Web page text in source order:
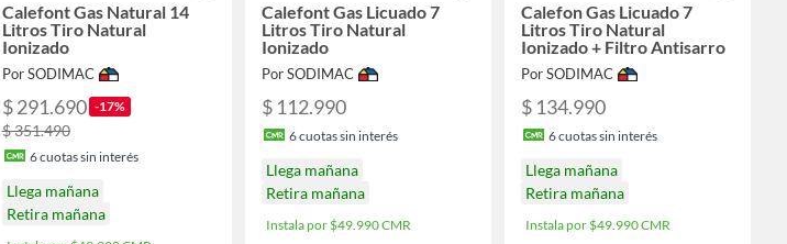
Calefont Gas Natural 14
Litros Tiro Natural
Ionizado
Por SODIMAC
$ 291.690 -17%
$ 351.490
6cuotas sin interés
Llega mañana
Retira mañana
Calefont Gas Licuado 7
Litros Tiro Natural
Ionizado
Por SODIMAC
$ 112.990
6cuotas sin interés
Llega mañana
Retira mañana
Instala por $49.990 CMR
Calefon Gas Licuado 7
Litros Tiro Natural
Ionizado + Filtro Antisarro
Por SODIMAC
$ 134.990
6cuotas sin interés
Llega mañana
Retira mañana
Instala por $49.990 CMR